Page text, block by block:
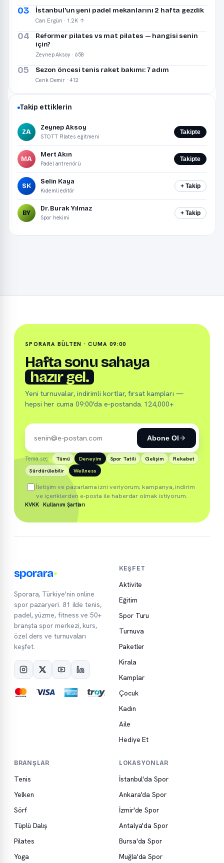
03 İstanbul'un yeni padel mekanlarını 2 hafta gezdik
Can Ergün · 1.2K ↑
04
Reformer pilates vs mat pilates — hangisi senin
için?
Zeynep Aksoy · 658
05 Sezon öncesi tenis raket bakımı: 7 adım
Cenk Demir · 412
Takip ettiklerin
ZA
Zeynep Aksoy
STOTT Pilates eğitmeni
Takipte
MA
Mert Akın
Padel antrenörü
Takipte
SK
Selin Kaya
Kıdemli editör
+ Takip
BY
Dr. Burak Yılmaz
Spor hekimi
+ Takip
SPORARA BÜLTEN · CUMA 09:00
Hafta sonu sahaya
hazır gel.
Yeni turnuvalar, indirimli kortlar, fırsat kampları —
hepsi her cuma 09:00'da e-postanda. 124,000+
Abone Ol
Tema seç: Tümü Deneyim Spor Tatili Gelişim
Rekabet
Sürdürülebilir
Wellness
İletişim ve pazarlama izni veriyorum; kampanya, indirim
ve içeriklerden e-posta ile haberdar olmak istiyorum.
KVKK·Kullanım Şartları
sporara
Sporara, Türkiye'nin online
spor pazaryeri. 81 ilde tenis,
padel, yüzme, fitness ve 50+
branşta spor merkezi, kurs,
özel ders ve turnuvaları
keşfet.
KEŞFET
Aktivite
Eğitim
Spor Turu
Turnuva
Paketler
Kirala
Kamplar
Çocuk
Kadın
Aile
Hediye Et
BRANŞLAR
Tenis
Yelken
Sörf
Tüplü Dalış
Pilates
Yoga
LOKASYONLAR
İstanbul'da Spor
Ankara'da Spor
İzmir'de Spor
Antalya'da Spor
Bursa'da Spor
Muğla'da Spor